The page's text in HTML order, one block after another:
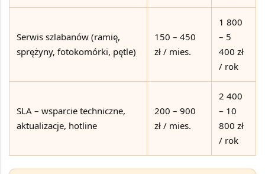
Serwis szlabanów (ramię,
sprężyny, fotokomórki, pętle)
150 – 450
zł / mies.
1 800
– 5
400 zł
/ rok
SLA – wsparcie techniczne,
aktualizacje, hotline
200 – 900
zł / mies.
2 400
– 10
800 zł
/ rok